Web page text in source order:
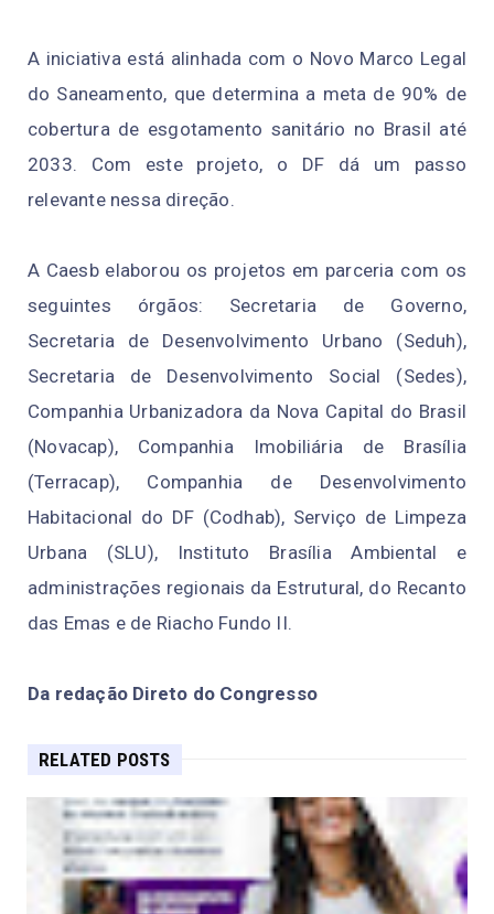
A iniciativa está alinhada com o Novo Marco Legal
do Saneamento, que determina a meta de 90% de
cobertura de esgotamento sanitário no Brasil até
2033. Com este projeto, o DF dá um passo
relevante nessa direção.
A Caesb elaborou os projetos em parceria com os
seguintes órgãos: Secretaria de Governo,
Secretaria de Desenvolvimento Urbano (Seduh),
Secretaria de Desenvolvimento Social (Sedes),
Companhia Urbanizadora da Nova Capital do Brasil
(Novacap), Companhia Imobiliária de Brasília
(Terracap), Companhia de Desenvolvimento
Habitacional do DF (Codhab), Serviço de Limpeza
Urbana (SLU), Instituto Brasília Ambiental e
administrações regionais da Estrutural, do Recanto
das Emas e de Riacho Fundo II.
Da redação Direto do Congresso
RELATED POSTS